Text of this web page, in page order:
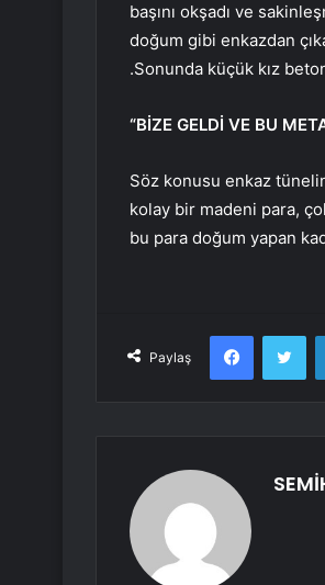
başını okşadı ve
doğum gibi enkazdan
.Sonunda küçük kız
“BİZE GELDİ VE BU
Söz konusu enkaz
kolay bir madeni para,
bu para doğum yapan
Paylaş
Facebook